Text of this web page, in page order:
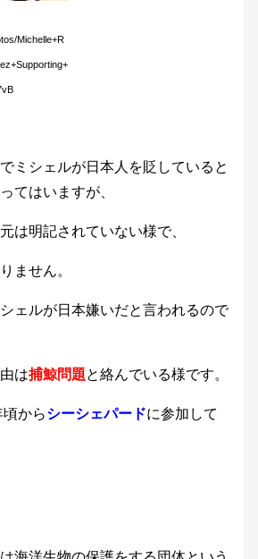
Michelle+R
ミシェルが日本人を貶していると
てはいますが、
は明記されていない様で、
ません。
ェルが日本嫌いだと言われるので
は捕鯨問題と絡んでいる様です。
からシーシェパードに参加して